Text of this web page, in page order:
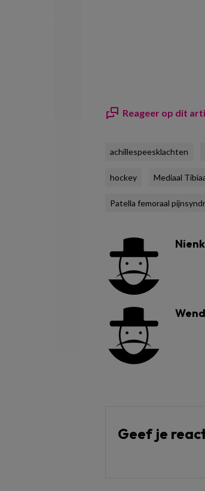
Reageer op dit
achillespeesklachten
hockey Mediaal
Patella femoraal
Geef je